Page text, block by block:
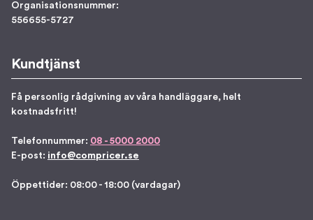
Organisationsnummer:
556655-5727
Kundtjänst
Få personlig rådgivning av våra handläggare, helt
kostnadsfritt!
Telefonnummer: 08 - 5000 2000
E-post: info@compricer.se
Öppettider: 08:00 - 18:00 (vardagar)